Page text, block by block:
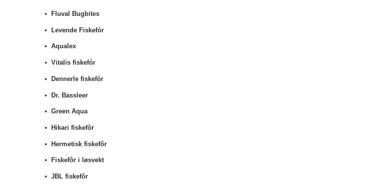
Fluval Bugbites
Levende Fiskefór
Aqualex
Vitalis fiskefór
Dennerle fiskefór
Dr. Bassleer
Green Aqua
Hikari fiskefôr
Hermetisk fiskefôr
Fiskefôr i løsvekt
JBL fiskefôr